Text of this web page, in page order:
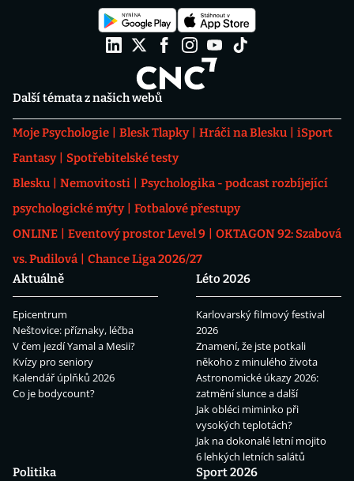
Další témata z našich webů
Moje Psychologie Blesk Tlapky Hráči na Blesku
iSport
Fantasy
Spotřebitelské testy
Blesku
Nemovitosti
Psychologika - podcast rozbíjející
psychologické mýty
Fotbalové přestupy
ONLINE
Eventový prostor Level 9
OKTAGON 92: Szabová
vs. Pudilová
Chance Liga 2026/27
Aktuálně
Epicentrum
Neštovice: příznaky, léčba
V čem jezdí Yamal a Mesii?
Kvízy pro seniory
Kalendář úplňků 2026
Co je bodycount?
Léto 2026
Karlovarský filmový festival
2026
Znamení, že jste potkali
někoho z minulého života
Astronomické úkazy 2026:
zatmění slunce a další
Jak obléci miminko při
vysokých teplotách?
Jak na dokonalé letní mojito
6 lehkých letních salátů
Politika
Sport 2026